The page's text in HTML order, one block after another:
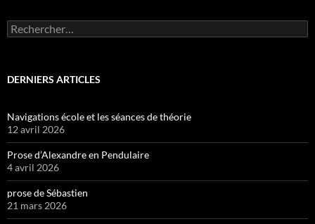
Rechercher :
DERNIERS ARTICLES
Navigations école et les séances de théorie
12 avril 2026
Prose d’Alexandre en Pendulaire
4 avril 2026
prose de Sébastien
21 mars 2026